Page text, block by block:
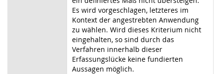
Es wird vorgeschlagen, letzteres im
Kontext der angestrebten Anwendung
zu wählen. Wird dieses Kriterium nicht
eingehalten, so sind durch das
Verfahren innerhalb dieser
Erfassungslücke keine fundierten
Aussagen möglich.